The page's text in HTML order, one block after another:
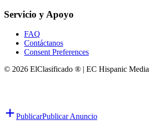
Servicio y Apoyo
FAQ
Contáctanos
Consent Preferences
© 2026 ElClasificado ® | EC Hispanic Media
PublicarPublicar Anuncio